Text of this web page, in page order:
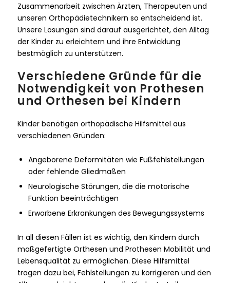
Zusammenarbeit zwischen Ärzten, Therapeuten und
unseren Orthopädietechnikern so entscheidend ist.
Unsere Lösungen sind darauf ausgerichtet, den Alltag
der Kinder zu erleichtern und ihre Entwicklung
bestmöglich zu unterstützen.
Verschiedene Gründe für die
Notwendigkeit von Prothesen
und Orthesen bei Kindern
Kinder benötigen orthopädische Hilfsmittel aus
verschiedenen Gründen:
Angeborene Deformitäten wie Fußfehlstellungen
oder fehlende Gliedmaßen
Neurologische Störungen, die die motorische
Funktion beeinträchtigen
Erworbene Erkrankungen des Bewegungssystems
In all diesen Fällen ist es wichtig, den Kindern durch
maßgefertigte Orthesen und Prothesen Mobilität und
Lebensqualität zu ermöglichen. Diese Hilfsmittel
tragen dazu bei, Fehlstellungen zu korrigieren und den